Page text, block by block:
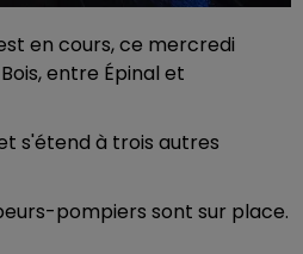
en cours, ce mercredi
entre Épinal et
s'étend à trois autres
pompiers sont sur place.